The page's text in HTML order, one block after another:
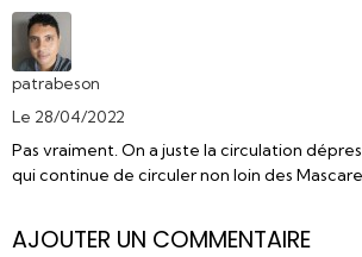
patrabeson
Le 28/04/2022
Pas vraiment. On a juste la circulation
qui continue de circuler non loin des
AJOUTER UN COMMENTAIRE